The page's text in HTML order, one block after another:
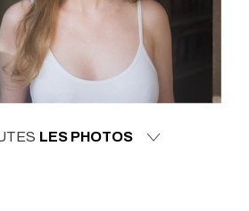
LES PHOTOS